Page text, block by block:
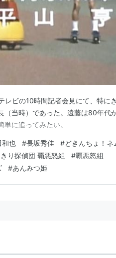
レビの10時間記者会見にて、特に
（当時）であった。遠藤は80年代
に追ってみたい。
和也 #長坂秀佳 #どきんちょ！ネ
り探偵団 覇悪怒組 #覇悪怒組
#あんみつ姫